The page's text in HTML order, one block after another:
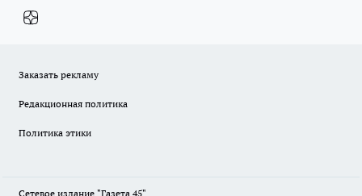
Заказать рекламу
Редакционная политика
Политика этики
Сетевое издание "Газета 45".